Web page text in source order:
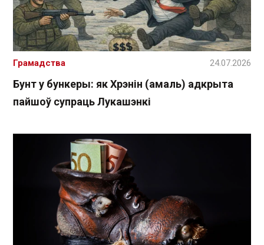
Бунт у бункеры: як Хрэнін (амаль) адкрыта
пайшоў супраць Лукашэнкі
Грамадства 24.07.2026